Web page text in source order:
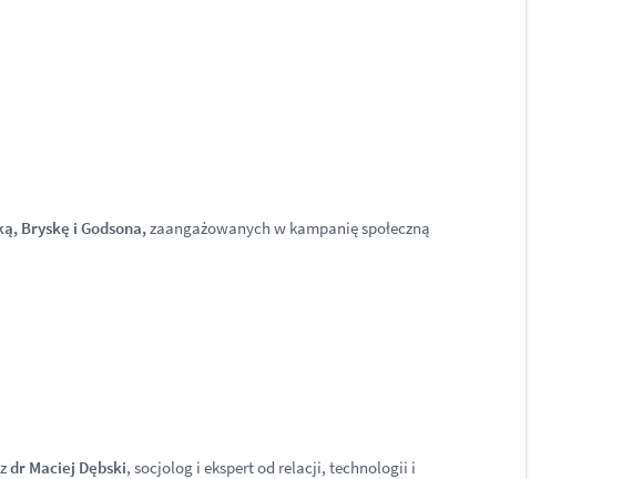
Bryskę i Godsona,zaangażowanych w kampanię społeczną
dr Maciej Dębski, socjolog i ekspert od relacji, technologii i